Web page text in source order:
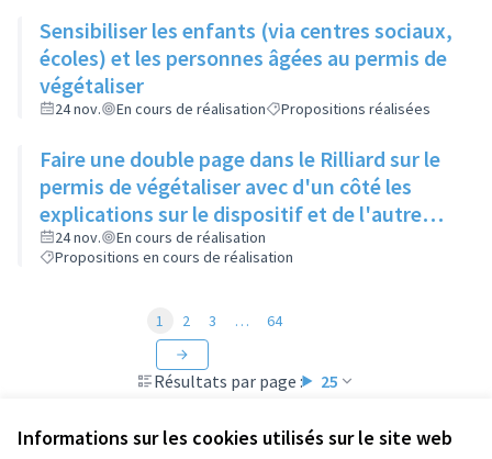
Informations sur les cookies utilisés sur le site web
Sensibiliser les enfants (via centres sociaux,
écoles) et les personnes âgées au permis de
végétaliser
24 nov. En cours de réalisation Propositions réalisées
Faire une double page dans le Rilliard sur le
permis de végétaliser avec d'un côté les
explications sur le dispositif et de l'autre
côté des exemples concrets de lieux à
investir
24 nov.
En cours de réalisation
Propositions en cours de réalisation
Résultats par page : 25
1 2 3 … 64